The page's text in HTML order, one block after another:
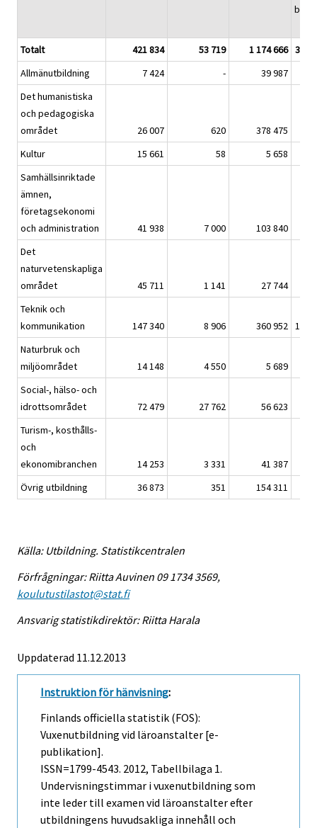
Totalt 421 834 53 719 1 174 666 335
Allmänutbildning
7 424 - 39 987
Det humanistiska
och pedagogiska
området
26 007 620 378 475
Kultur
15 661 58 5 658
Samhällsinriktade
ämnen,
företagsekonomi
och administration
41 938 7 000 103 840
Det
naturvetenskapliga
området
45 711 1 141 27 744
Teknik och
kommunikation
147 340 8 906 360 952 115
Naturbruk och
miljöområdet
14 148 4 550 5 689
Social-, hälso- och
idrottsområdet
72 479 27 762 56 623
Turism-, kosthålls-
och
ekonomibranchen
14 253 3 331 41 387
Övrig utbildning
36 873 351 154 311
Källa: Utbildning. Statistikcentralen
Förfrågningar: Riitta Auvinen 09 1734 3569,
koulutustilastot@stat.fi
Ansvarig statistikdirektör: Riitta Harala
Uppdaterad 11.12.2013
Instruktion för hänvisning:
Finlands officiella statistik (FOS):
Vuxenutbildning vid läroanstalter [e-
publikation].
ISSN=1799-4543. 2012, Tabellbilaga 1.
Undervisningstimmar i vuxenutbildning som
inte leder till examen vid läroanstalter efter
utbildningens huvudsakliga innehåll och